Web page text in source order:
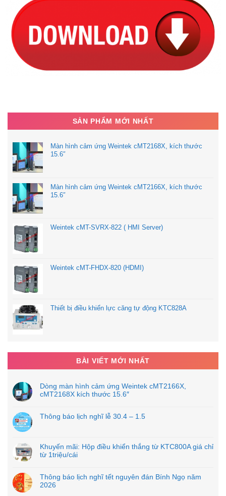
SẢN PHẨM MỚI NHẤT
Màn hình cảm ứng Weintek cMT2168X, kích thước
15.6″
Màn hình cảm ứng Weintek cMT2166X, kích thước
15.6″
Weintek cMT-SVRX-822 ( HMI Server)
Weintek cMT-FHDX-820 (HDMI)
Thiết bị điều khiển lực căng tự động KTC828A
BÀI VIẾT MỚI NHẤT
Dòng màn hình cảm ứng Weintek cMT2166X,
cMT2168X kích thước 15.6″
Thông báo lịch nghĩ lễ 30.4 – 1.5
Khuyến mãi: Hộp điều khiển thắng từ KTC800A giá chỉ
từ 1triệu/cái
Thông báo lịch nghĩ tết nguyên đán Bính Ngọ năm
2026